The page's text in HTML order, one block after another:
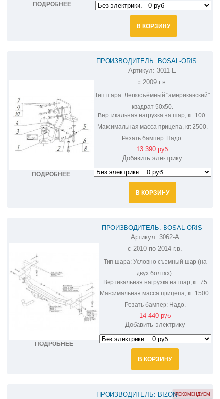
ПОДРОБНЕЕ
В КОРЗИНУ
ПОДРОБНЕЕ
ПРОИЗВОДИТЕЛЬ: BOSAL-ORIS
ФАРКОП НА LEXUS GX 460 3011-E
Артикул: 3011-E
с 2009 г.в.
Тип шара: Легкосъёмный "американский"
квадрат 50х50.
Вертикальная нагрузка на шар, кг: 100.
Максимальная масса прицепа, кг:2500.
Резать бампер: Надо.
13 390 руб
Добавить электрику
В КОРЗИНУ
ПОДРОБНЕЕ
ПРОИЗВОДИТЕЛЬ: BOSAL-ORIS
ФАРКОП НА LEXUS GX 460 3062-A
Артикул: 3062-A
с 2010 по 2014 г.в.
Тип шара:Условно съемный шар (на
двух болтах).
Вертикальная нагрузка на шар, кг:75
Максимальная масса прицепа, кг: 1500.
Резать бампер:Надо.
14 440 руб
Добавить электрику
В КОРЗИНУ
ПРОИЗВОДИТЕЛЬ: BIZONРЕКОМЕНДУЕМ